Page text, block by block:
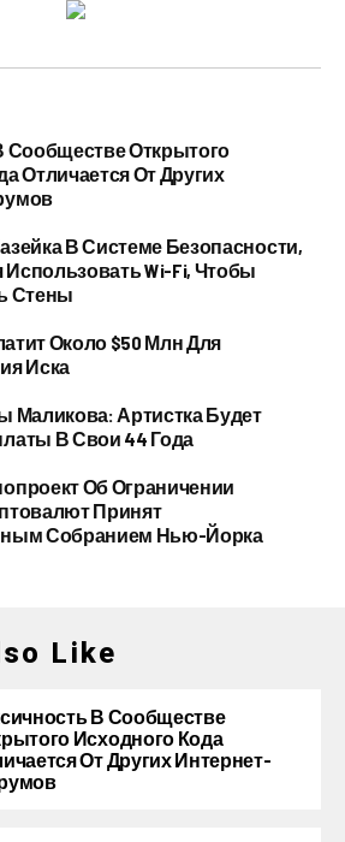
Сообществе Открытого
Отличается От Других
В Системе Безопасности,
Wi-Fi, Чтобы
Стены
Около $50 Млн Для
Иска
Маликова: Артистка Будет
В Свои 44 Года
Об Ограничении
Принят
Собранием Нью-Йорка
Like
В Сообществе
Исходного Кода
От Других Интернет-